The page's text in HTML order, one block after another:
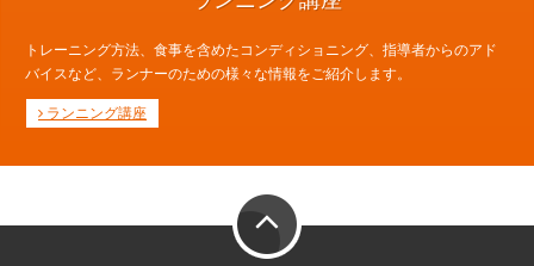
トレーニング方法、食事を含めたコンディショニング、指導者からのアド
バイスなど、ランナーのための様々な情報をご紹介します。
ランニング講座